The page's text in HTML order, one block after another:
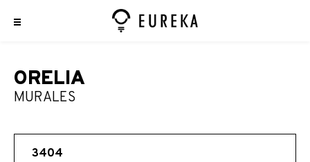
ORELIA
MURALES
3404